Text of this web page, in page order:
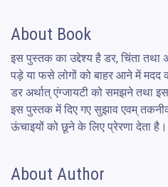
About Book
इस पुस्तक का उद्देश्य है डर, चिंता तथा
पड़े या फसे लोगों को बाहर आने में
डर अर्थात् एंग्जायटी को समझने तथा
इस पुस्तक में दिए गए सुझाव एवम्
ऊंचाइयों को छूने के लिए प्रेरणा देता है।
About Author